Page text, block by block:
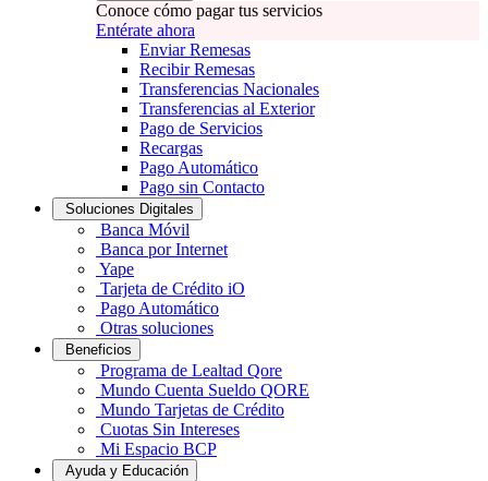
Conoce cómo pagar tus servicios
Entérate ahora
Enviar Remesas
Recibir Remesas
Transferencias Nacionales
Transferencias al Exterior
Pago de Servicios
Recargas
Pago Automático
Pago sin Contacto
Soluciones Digitales
Banca Móvil
Banca por Internet
Yape
Tarjeta de Crédito iO
Pago Automático
Otras soluciones
Beneficios
Programa de Lealtad Qore
Mundo Cuenta Sueldo QORE
Mundo Tarjetas de Crédito
Cuotas Sin Intereses
Mi Espacio BCP
Ayuda y Educación